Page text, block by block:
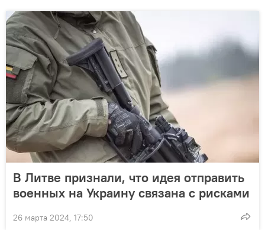
В Литве признали, что идея отправить
военных на Украину связана с рисками
26 марта 2024, 17:50